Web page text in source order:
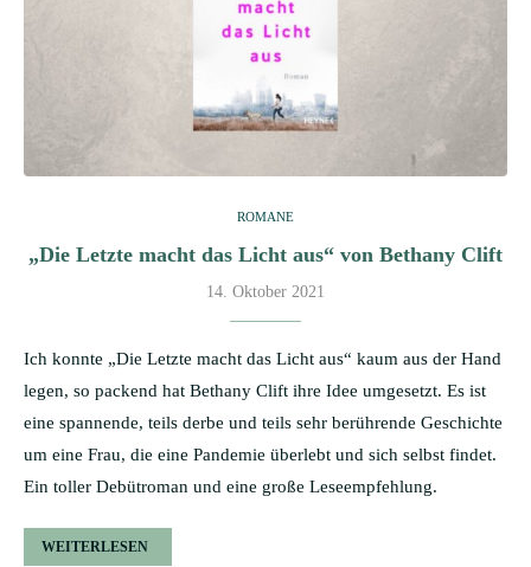
ROMANE
„Die Letzte macht das Licht aus“ von Bethany Clift
14. Oktober 2021
Ich konnte „Die Letzte macht das Licht aus“ kaum aus der Hand
legen, so packend hat Bethany Clift ihre Idee umgesetzt. Es ist
eine spannende, teils derbe und teils sehr berührende Geschichte
um eine Frau, die eine Pandemie überlebt und sich selbst findet.
Ein toller Debütroman und eine große Leseempfehlung.
WEITERLESEN